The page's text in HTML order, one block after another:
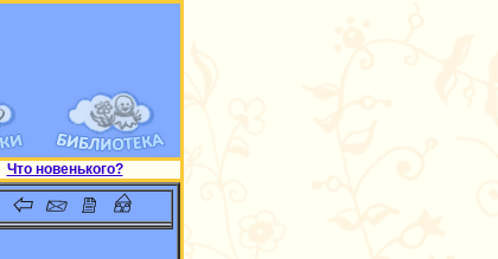
Что новенького?